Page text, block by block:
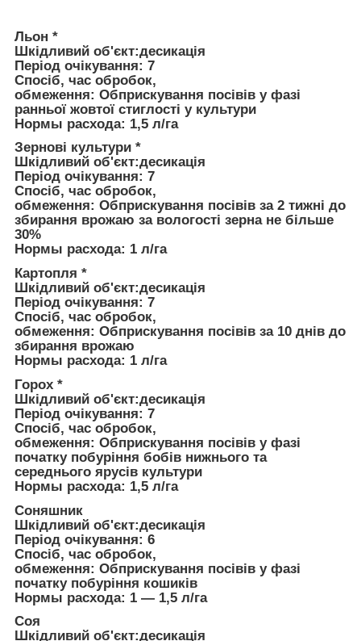
Льон *
Шкiдливий об'єкт:десикація
Період очікування: 7
Спосіб, час обробок,
обмеження: Обприскування посівів у фазі
ранньої жовтої стиглості у культури
Нормы расхода: 1,5 л/га
Зернові культури *
Шкiдливий об'єкт:десикація
Період очікування: 7
Спосіб, час обробок,
обмеження: Обприскування посівів за 2 тижні до
збирання врожаю за вологості зерна не більше
30%
Нормы расхода: 1 л/га
Картопля *
Шкiдливий об'єкт:десикація
Період очікування: 7
Спосіб, час обробок,
обмеження: Обприскування посівів за 10 днів до
збирання врожаю
Нормы расхода: 1 л/га
Горох *
Шкiдливий об'єкт:десикація
Період очікування: 7
Спосіб, час обробок,
обмеження: Обприскування посівів у фазі
початку побуріння бобів нижнього та
середнього ярусів культури
Нормы расхода: 1,5 л/га
Соняшник
Шкiдливий об'єкт:десикація
Період очікування: 6
Спосіб, час обробок,
обмеження: Обприскування посівів у фазі
початку побуріння кошиків
Нормы расхода: 1 — 1,5 л/га
Соя
Шкiдливий об'єкт:десикація